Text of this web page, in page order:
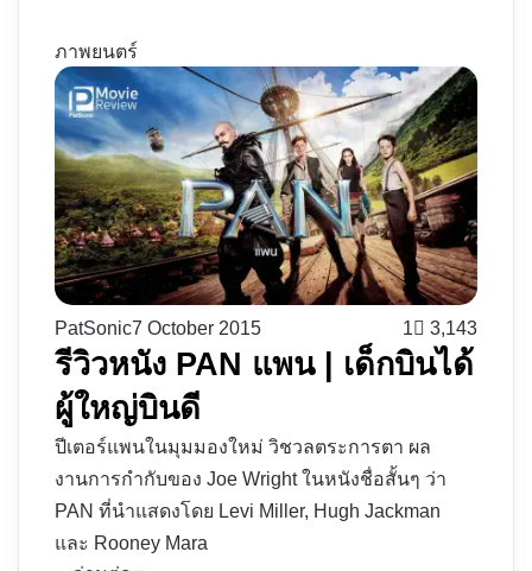
ภาพยนตร์
PatSonic7 October 2015 1 3,143
รีวิวหนัง PAN แพน | เด็กบินได้
ผู้ใหญ่บินดี
ปีเตอร์แพนในมุมมองใหม่ วิชวลตระการตา ผล
งานการกำกับของ Joe Wright ในหนังชื่อสั้นๆ ว่า
PAN ที่นำแสดงโดย Levi Miller, Hugh Jackman
และ Rooney Mara